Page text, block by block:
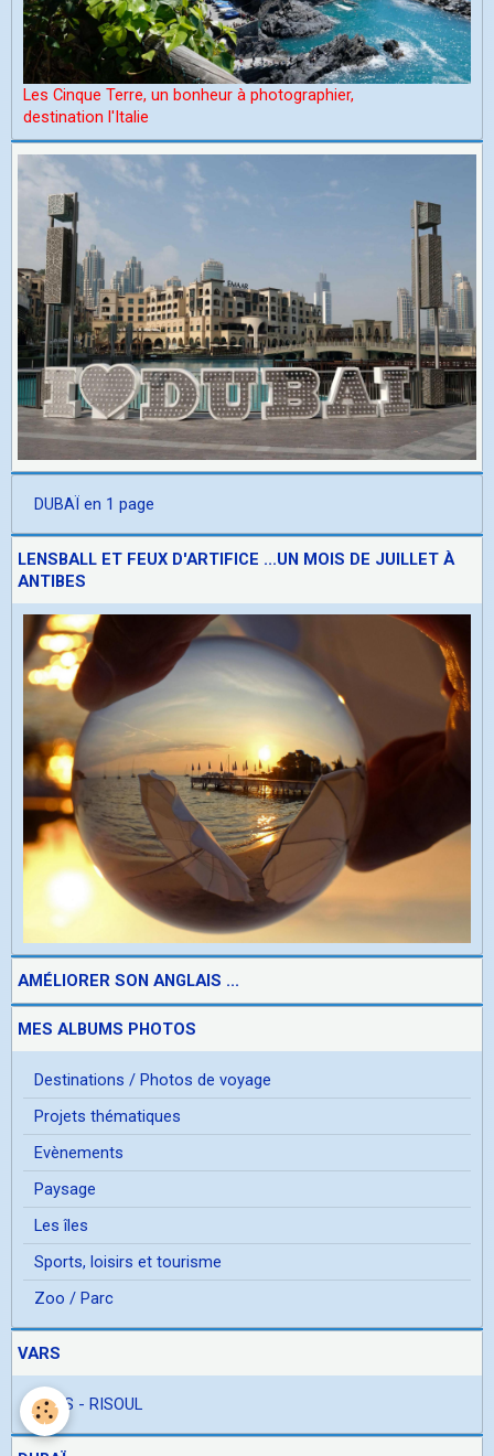
Les Cinque Terre, un bonheur à photographier,
destination l'Italie
DUBAÏ en 1 page
LENSBALL ET FEUX D'ARTIFICE ...UN MOIS DE JUILLET À
ANTIBES
AMÉLIORER SON ANGLAIS ...
MES ALBUMS PHOTOS
Destinations / Photos de voyage
Projets thématiques
Evènements
Paysage
Les îles
Sports, loisirs et tourisme
Zoo / Parc
VARS
VARS - RISOUL